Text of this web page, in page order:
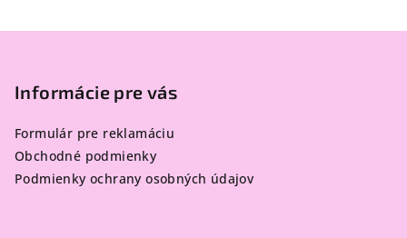
Informácie pre vás
Formulár pre reklamáciu
Obchodné podmienky
Podmienky ochrany osobných údajov